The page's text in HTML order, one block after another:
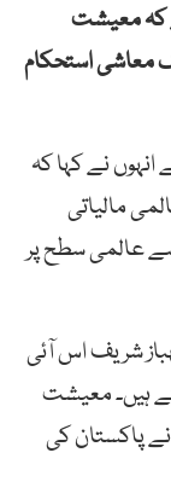
کہ معیشت
معاشی استحکام
نے کہا کہ
مالیاتی
عالمی سطح پر
شریف اس آئی
ہیں۔ معیشت
پاکستان کی